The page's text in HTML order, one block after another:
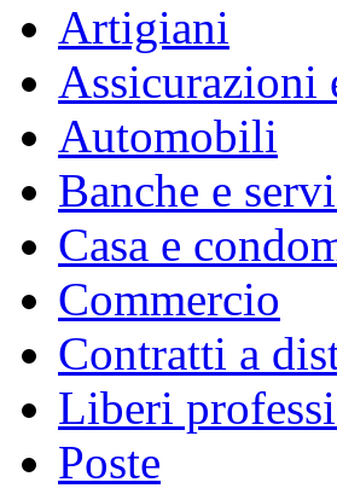
Artigiani
Assicurazioni
Automobili
Banche e
Casa e
Commercio
Contratti a
Liberi
Poste